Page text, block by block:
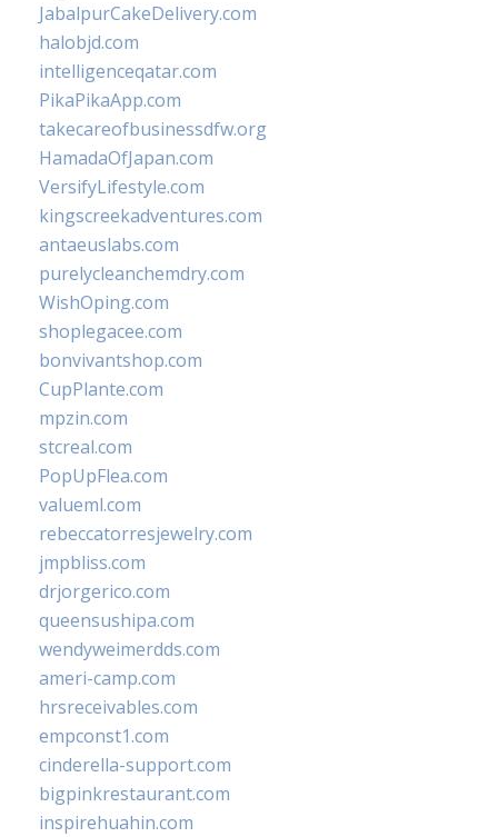
JabalpurCakeDelivery.com
halobjd.com
intelligenceqatar.com
PikaPikaApp.com
takecareofbusinessdfw.org
HamadaOfJapan.com
VersifyLifestyle.com
kingscreekadventures.com
antaeuslabs.com
purelycleanchemdry.com
WishOping.com
shoplegacee.com
bonvivantshop.com
CupPlante.com
mpzin.com
stcreal.com
PopUpFlea.com
valueml.com
rebeccatorresjewelry.com
jmpbliss.com
drjorgerico.com
queensushipa.com
wendyweimerdds.com
ameri-camp.com
hrsreceivables.com
empconst1.com
cinderella-support.com
bigpinkrestaurant.com
inspirehuahin.com